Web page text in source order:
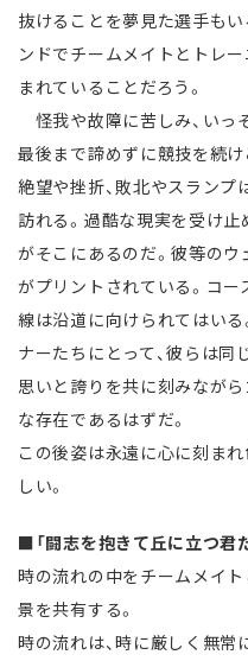
抜けることを夢見た選手も
ンドでチームメイトとトレ
まれていることだろう。
怪我や故障に苦しみ、いっ
最後まで諦めずに競技を続け
絶望や挫折、敗北やスランプ
訪れる。過酷な現実を受け
がそこにあるのだ。彼等の
がプリントされている。コ
線は沿道に向けられてはい
ナーたちにとって、彼らは
思いと誇りを共に刻みなが
な存在であるはずだ。
この後姿は永遠に心に刻ま
しい。
■「闘志を抱きて丘に立つ
時の流れの中をチームメイ
景を共有する。
時の流れは、時に厳しく無常